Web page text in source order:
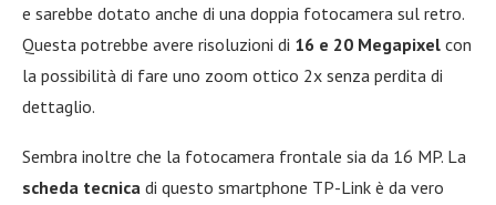
e sarebbe dotato anche di una doppia fotocamera sul retro.
Questa potrebbe avere risoluzioni di 16 e 20 Megapixel con
la possibilità di fare uno zoom ottico 2x senza perdita di
dettaglio.
Sembra inoltre che la fotocamera frontale sia da 16 MP. La
scheda tecnica di questo smartphone TP-Link è da vero